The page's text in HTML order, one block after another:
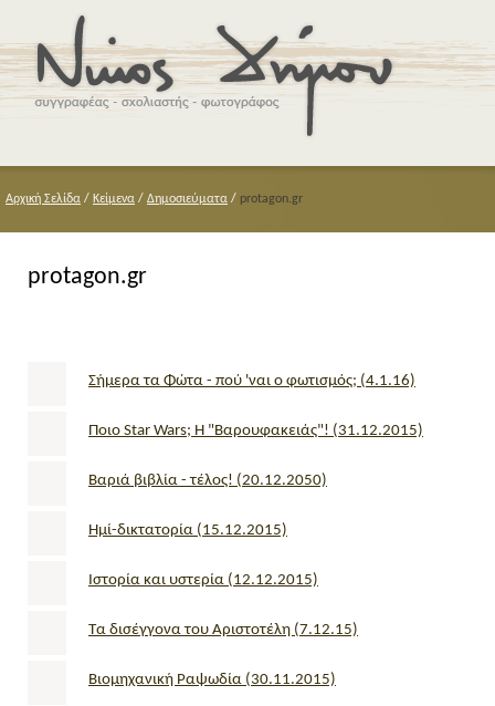
Αρχική Σελίδα / Κείμενα / Δημοσιεύματα / protagon.gr
protagon.gr
Σήμερα τα Φώτα - πού 'ναι ο φωτισμός; (4.1.16)
Ποιο Star Wars; Η "Βαρουφακειάς"! (31.12.2015)
Βαριά βιβλία - τέλος! (20.12.2050)
Ημί-δικτατορία (15.12.2015)
Ιστορία και υστερία (12.12.2015)
Τα δισέγγονα του Αριστοτέλη (7.12.15)
Βιομηχανική Ραψωδία (30.11.2015)